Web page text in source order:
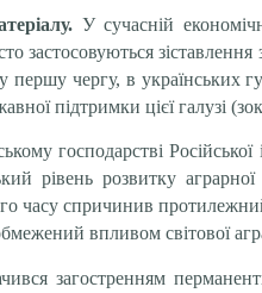
У сучасній
застосовуються
у першу чергу, в
підтримки цієї галузі
господарстві
рівень розвитку
часу спричинив
впливом світової
загостренням